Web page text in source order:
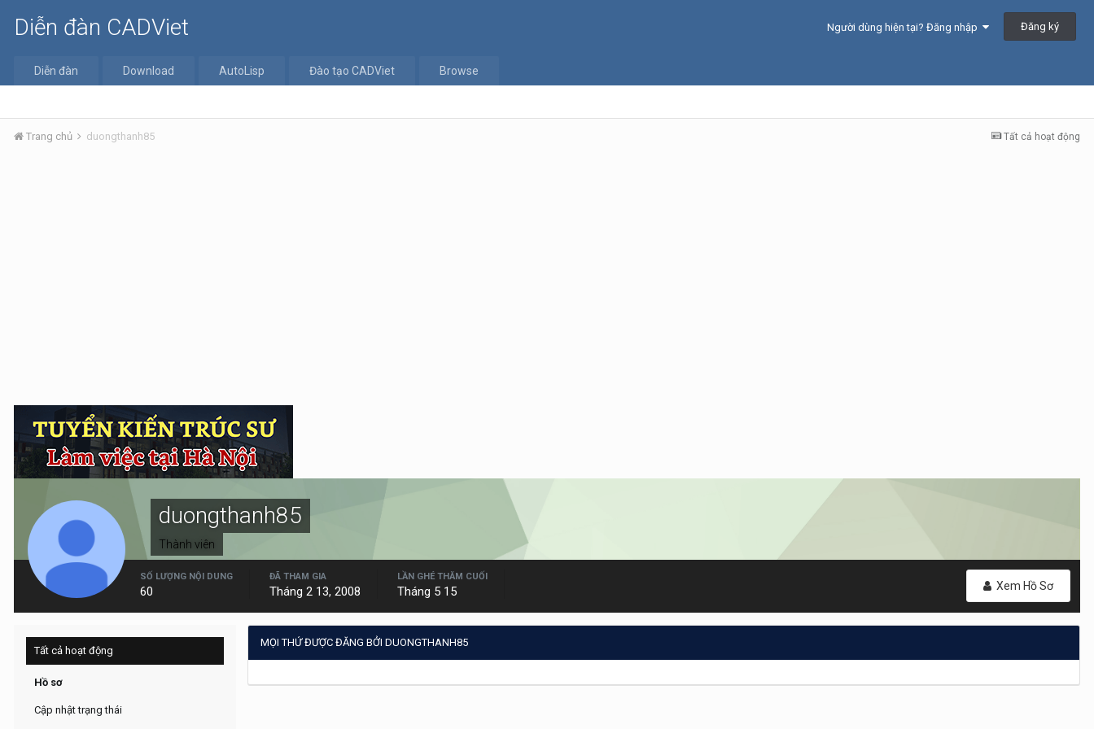
Diễn đàn CADViet Người dùng hiện tại? Đăng nhập Đăng ký
Diễn đàn Download AutoLisp Đào tạo CADViet Browse
Tất cả hoạt động
Trang chủ duongthanh85
duongthanh85
Thành viên
Xem Hồ Sơ
SỐ LƯỢNG NỘI DUNG
60
ĐÃ THAM GIA
Tháng 2 13, 2008
LẦN GHÉ THĂM CUỐI
Tháng 5 15
Tất cả hoạt động
Hồ sơ
Cập nhật trạng thái
MỌI THỨ ĐƯỢC ĐĂNG BỞI DUONGTHANH85